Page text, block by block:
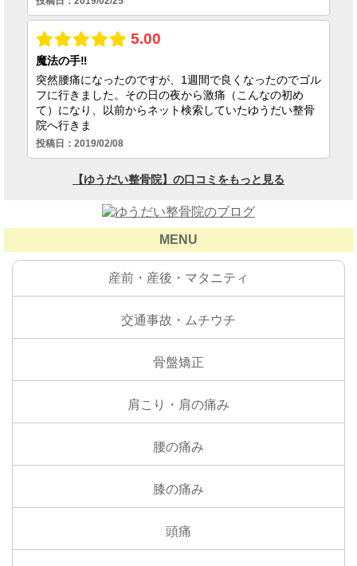
MENU
産前・産後・マタニティ
交通事故・ムチウチ
骨盤矯正
肩こり・肩の痛み
腰の痛み
膝の痛み
頭痛